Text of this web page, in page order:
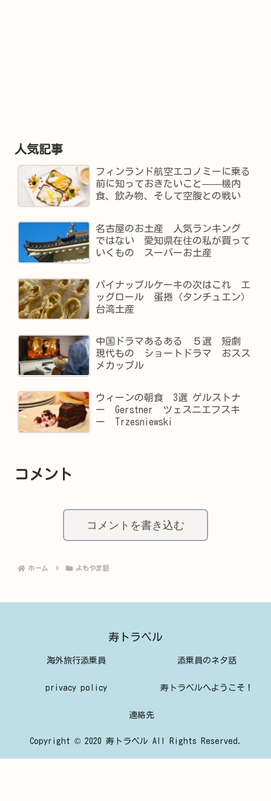
人気記事
フィンランド航空エコノミーに乗る
前に知っておきたいこと——機内
食、飲み物、そして空腹との戦い
名古屋のお土産 人気ランキング
ではない 愛知県在住の私が買って
いくもの スーパーお土産
パイナップルケーキの次はこれ エ
ッグロール 蛋捲（タンチュエン）
台湾土産
中国ドラマあるある ５選 短劇
現代もの ショートドラマ おスス
メカップル
ウィーンの朝食 3選 ゲルストナ
ー Gerstner ツェスニエフスキ
ー Trzesniewski
コメント
コメントを書き込む
ホーム よもやま話
寿トラベル
海外旅行添乗員 添乗員のネタ話
privacy policy 寿トラベルへようこそ！
連絡先
Copyright © 2020 寿トラベル All Rights Reserved.